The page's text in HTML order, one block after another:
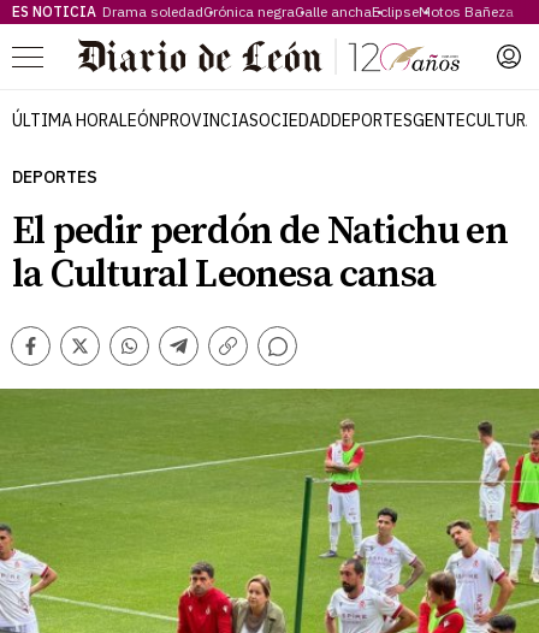
ES NOTICIA Drama soledadCrónica negraCalle anchaEclipseMotos Bañeza
Menú
ÚLTIMA HORALEÓNPROVINCIASOCIEDADDEPORTESGENTECULTURA
DEPORTES
El pedir perdón de Natichu en
la Cultural Leonesa cansa
Facebook
TwitterWhatsappTelegram
Copiar
Comentarios